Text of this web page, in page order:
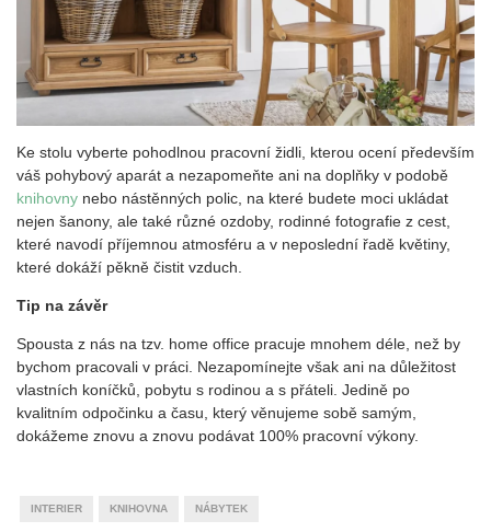
Ke stolu vyberte pohodlnou pracovní židli, kterou ocení především
váš pohybový aparát a nezapomeňte ani na doplňky v podobě
knihovny nebo nástěnných polic, na které budete moci ukládat
nejen šanony, ale také různé ozdoby, rodinné fotografie z cest,
které navodí příjemnou atmosféru a v neposlední řadě květiny,
které dokáží pěkně čistit vzduch.
Tip na závěr
Spousta z nás na tzv. home office pracuje mnohem déle, než by
bychom pracovali v práci. Nezapomínejte však ani na důležitost
vlastních koníčků, pobytu s rodinou a s přáteli. Jedině po
kvalitním odpočinku a času, který věnujeme sobě samým,
dokážeme znovu a znovu podávat 100% pracovní výkony.
INTERIER KNIHOVNA NÁBYTEK